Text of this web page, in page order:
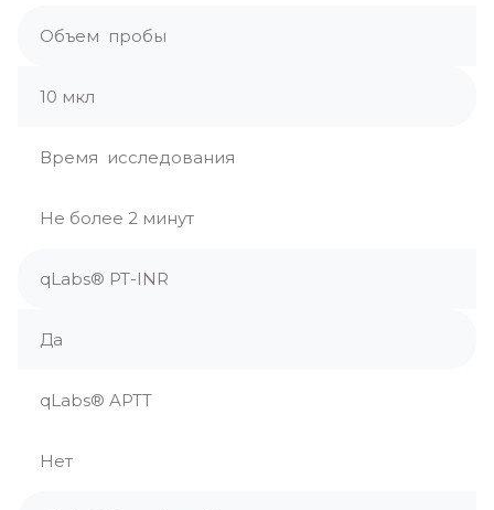
Объем пробы
10 мкл
Время исследования
Не более 2 минут
qLabs® PT-INR
Да
qLabs® APTT
Нет